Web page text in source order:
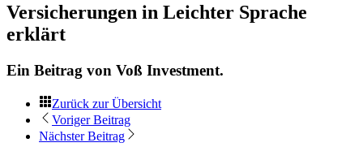
Versicherungen in Leichter Sprache
erklärt
Ein Beitrag von Voß Investment.
Zurück zur Übersicht
Voriger Beitrag
Nächster Beitrag